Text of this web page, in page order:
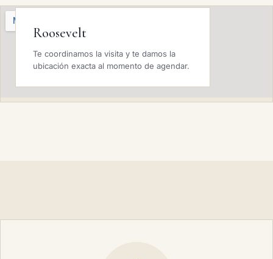
Roosevelt
Te coordinamos la visita y te damos la
ubicación exacta al momento de agendar.